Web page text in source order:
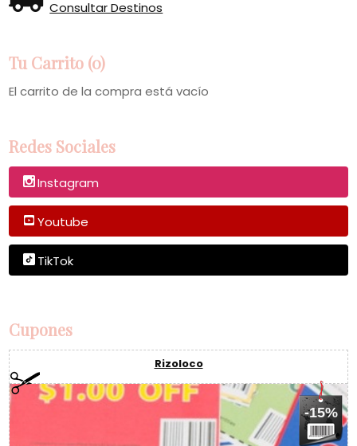
Consultar Destinos
Tu Carrito (0)
El carrito de la compra está vacío
Redes Sociales
Instagram
Youtube
TikTok
Cupones
Rizoloco
-15%